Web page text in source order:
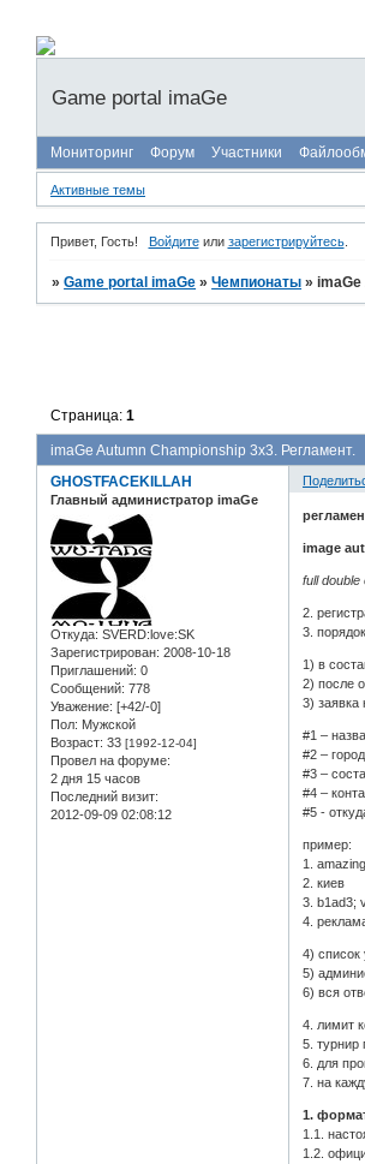
Game portal imaGe
Мониторинг Форум Участники
Активные темы
Привет, Гость! Войдитеили зарегистрируйтесь.
»Game portal imaGe »Чемпионаты »imaGe
imaGe Autumn Championship 3x3. Регламент.
Страница:1
GHOSTFACEKILLAH
Главный администратор imaGe
Откуда: SVERD:love:SK
Зарегистрирован: 2008-10-18
Приглашений: 0
Сообщений: 778
Уважение: [+42/-0]
Пол: Мужской
Возраст: 33 [1992-12-04]
Провел на форуме:
2 дня 15 часов
Последний визит:
2012-09-09 02:08:12
image
full double
2.
3.
1) в
2) после
3)
#1 –
#2 – город
#3 –
#4 –
#5 -
пример:
1.
2. киев
3. b1ad3;
4.
4) список
5)
6) вся
4. лимит
5. турнир
6. для
7. на
1.
1.1.
1.2.